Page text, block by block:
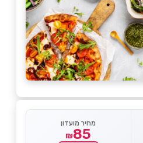
מחיר מועדון
₪85